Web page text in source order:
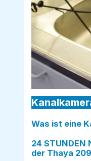
Was ist eine
24 STUNDEN
der Thaya